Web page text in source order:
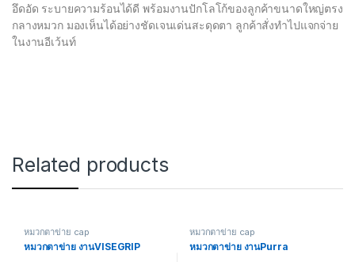
อึดอัด ระบายความร้อนได้ดี พร้อมงานปักโลโก้ของลูกค้าขนาดใหญ่ตรง
กลางหมวก มองเห็นได้อย่างชัดเจนเด่นสะดุดตา ลูกค้าสั่งทำไปแจกจ่าย
ในงานอีเว้นท์
Related products
หมวกตาข่าย cap
หมวกตาข่าย งานVISEGRIP
หมวกตาข่าย cap
หมวกตาข่าย งานPurra